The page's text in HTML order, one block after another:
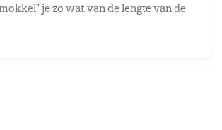
je zo wat van de lengte van de